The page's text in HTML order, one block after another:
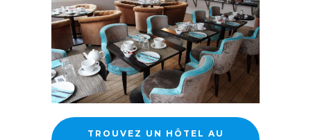
TROUVEZ UN HÔTEL AU